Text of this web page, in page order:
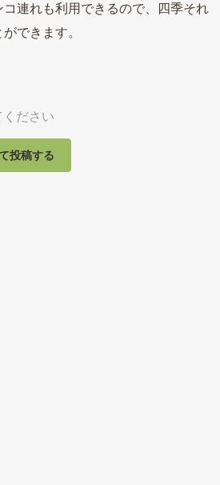
連れも利用できるので、四季それ
できます。
ださい
投稿する